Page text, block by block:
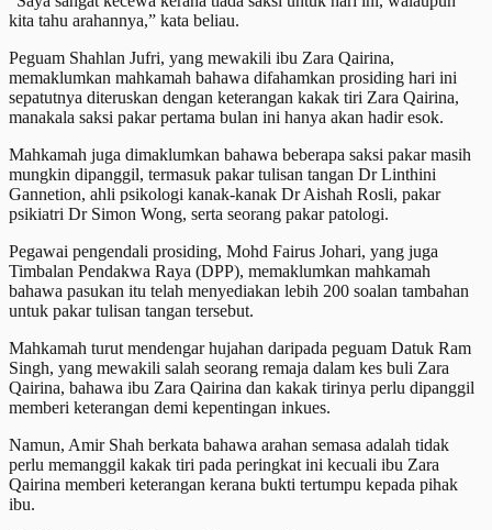
kita tahu arahannya,” kata beliau.
Peguam Shahlan Jufri, yang mewakili ibu Zara Qairina,
memaklumkan mahkamah bahawa difahamkan prosiding hari ini
sepatutnya diteruskan dengan keterangan kakak tiri Zara Qairina,
manakala saksi pakar pertama bulan ini hanya akan hadir esok.
Mahkamah juga dimaklumkan bahawa beberapa saksi pakar masih
mungkin dipanggil, termasuk pakar tulisan tangan Dr Linthini
Gannetion, ahli psikologi kanak-kanak Dr Aishah Rosli, pakar
psikiatri Dr Simon Wong, serta seorang pakar patologi.
Pegawai pengendali prosiding, Mohd Fairus Johari, yang juga
Timbalan Pendakwa Raya (DPP), memaklumkan mahkamah
bahawa pasukan itu telah menyediakan lebih 200 soalan tambahan
untuk pakar tulisan tangan tersebut.
Mahkamah turut mendengar hujahan daripada peguam Datuk Ram
Singh, yang mewakili salah seorang remaja dalam kes buli Zara
Qairina, bahawa ibu Zara Qairina dan kakak tirinya perlu dipanggil
memberi keterangan demi kepentingan inkues.
Namun, Amir Shah berkata bahawa arahan semasa adalah tidak
perlu memanggil kakak tiri pada peringkat ini kecuali ibu Zara
Qairina memberi keterangan kerana bukti tertumpu kepada pihak
ibu.